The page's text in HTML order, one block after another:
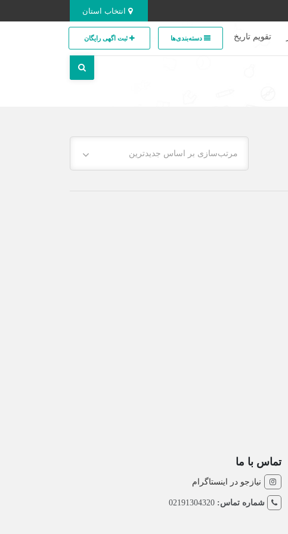
تقویم تاریخ دسته‌بندی‌ها ثبت اگهی رایگان
مرتب‌سازی بر اساس جدیدترین
تماس با ما
نیازجو در اینستاگرام
شماره تماس: 02191304320